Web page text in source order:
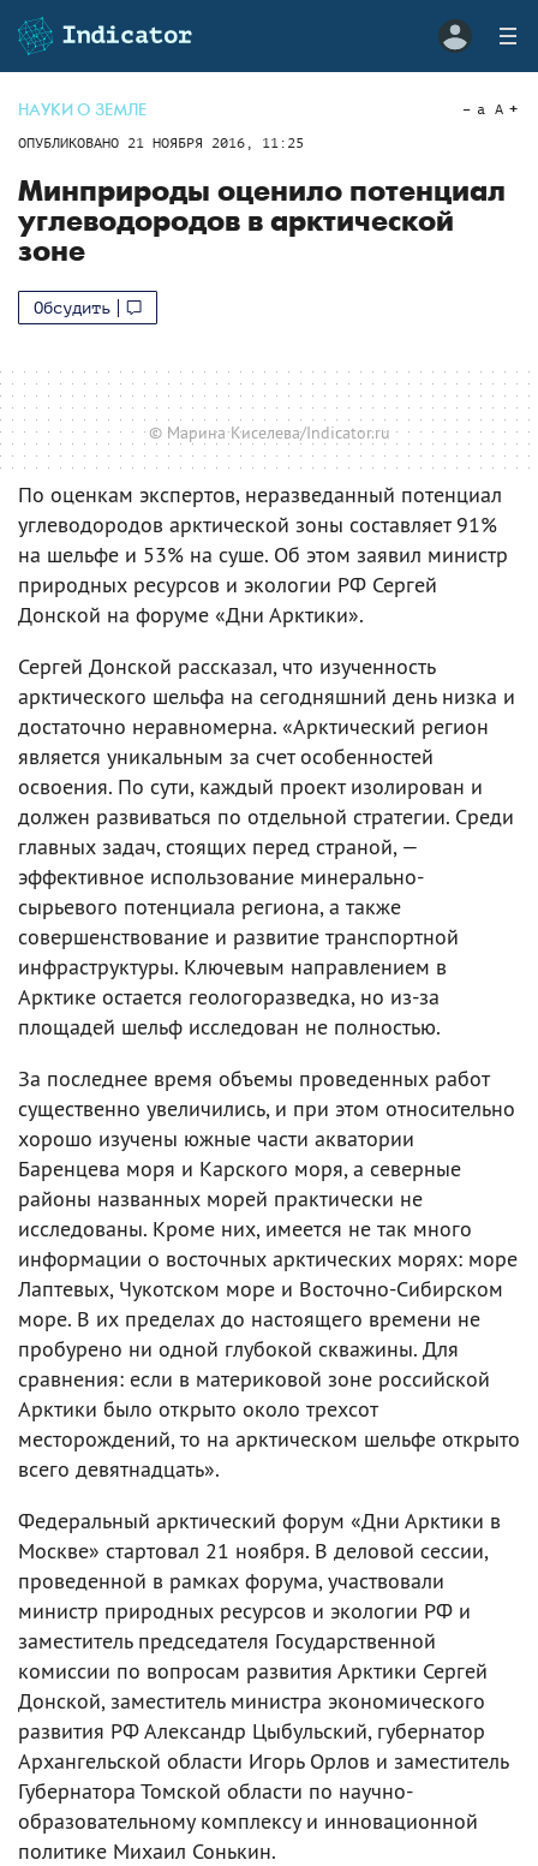
НАУКИ О ЗЕМЛЕ
ОПУБЛИКОВАНО 21 НОЯБРЯ 2016, 11:25
a A
Минприроды оценило потенциал
углеводородов в арктической
зоне
Обсудить
© Марина Киселева/Indicator.ru
По оценкам экспертов, неразведанный потенциал
углеводородов арктической зоны составляет 91%
на шельфе и 53% на суше. Об этом заявил министр
природных ресурсов и экологии РФ Сергей
Донской на форуме «Дни Арктики».
Сергей Донской рассказал, что изученность
арктического шельфа на сегодняшний день низка и
достаточно неравномерна. «Арктический регион
является уникальным за счет особенностей
освоения. По сути, каждый проект изолирован и
должен развиваться по отдельной стратегии. Среди
главных задач, стоящих перед страной, —
эффективное использование минерально-
сырьевого потенциала региона, а также
совершенствование и развитие транспортной
инфраструктуры. Ключевым направлением в
Арктике остается геологоразведка, но из-за
площадей шельф исследован не полностью.
За последнее время объемы проведенных работ
существенно увеличились, и при этом относительно
хорошо изучены южные части акватории
Баренцева моря и Карского моря, а северные
районы названных морей практически не
исследованы. Кроме них, имеется не так много
информации о восточных арктических морях: море
Лаптевых, Чукотском море и Восточно-Сибирском
море. В их пределах до настоящего времени не
пробурено ни одной глубокой скважины. Для
сравнения: если в материковой зоне российской
Арктики было открыто около трехсот
месторождений, то на арктическом шельфе открыто
всего девятнадцать».
Федеральный арктический форум «Дни Арктики в
Москве» стартовал 21 ноября. В деловой сессии,
проведенной в рамках форума, участвовали
министр природных ресурсов и экологии РФ и
заместитель председателя Государственной
комиссии по вопросам развития Арктики Сергей
Донской, заместитель министра экономического
развития РФ Александр Цыбульский, губернатор
Архангельской области Игорь Орлов и заместитель
Губернатора Томской области по научно-
образовательному комплексу и инновационной
политике Михаил Сонькин.